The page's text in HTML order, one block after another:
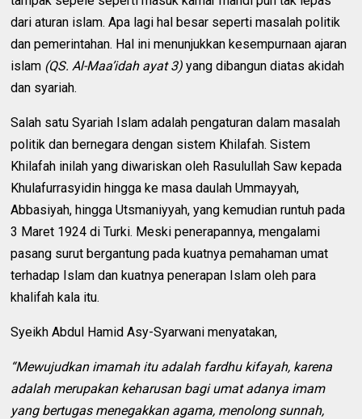
dari aturan islam. Apa lagi hal besar seperti masalah politik
dan pemerintahan. Hal ini menunjukkan kesempurnaan ajaran
islam (QS. Al-Maa’idah ayat 3) yang dibangun diatas akidah
dan syariah.
Salah satu Syariah Islam adalah pengaturan dalam masalah
politik dan bernegara dengan sistem Khilafah. Sistem
Khilafah inilah yang diwariskan oleh Rasulullah Saw kepada
Khulafurrasyidin hingga ke masa daulah Ummayyah,
Abbasiyah, hingga Utsmaniyyah, yang kemudian runtuh pada
3 Maret 1924 di Turki. Meski penerapannya, mengalami
pasang surut bergantung pada kuatnya pemahaman umat
terhadap Islam dan kuatnya penerapan Islam oleh para
khalifah kala itu.
Syeikh Abdul Hamid Asy-Syarwani menyatakan,
“Mewujudkan imamah itu adalah fardhu kifayah, karena
adalah merupakan keharusan bagi umat adanya imam
yang bertugas menegakkan agama, menolong sunnah,